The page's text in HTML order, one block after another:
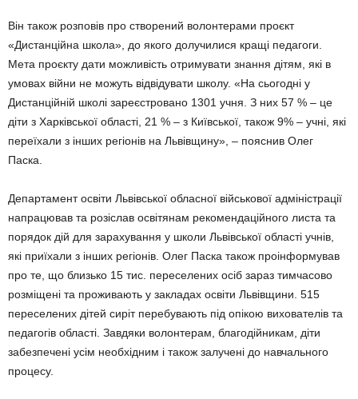
Він також розповів про створений волонтерами проєкт
«Дистанційна школа», до якого долучилися кращі педагоги.
Мета проєкту дати можливість отримувати знання дітям, які в
умовах війни не можуть відвідувати школу. «На сьогодні у
Дистанційній школі зареєстровано 1301 учня. З них 57 % – це
діти з Харківської області, 21 % – з Київської, також 9% – учні, які
переїхали з інших регіонів на Львівщину», – пояснив Олег
Паска.
Департамент освіти Львівської обласної військової адміністрації
напрацював та розіслав освітянам рекомендаційного листа та
порядок дій для зарахування у школи Львівської області учнів,
які приїхали з інших регіонів. Олег Паска також проінформував
про те, що близько 15 тис. переселених осіб зараз тимчасово
розміщені та проживають у закладах освіти Львівщини. 515
переселених дітей сиріт перебувають під опікою вихователів та
педагогів області. Завдяки волонтерам, благодійникам, діти
забезпечені усім необхідним і також залучені до навчального
процесу.